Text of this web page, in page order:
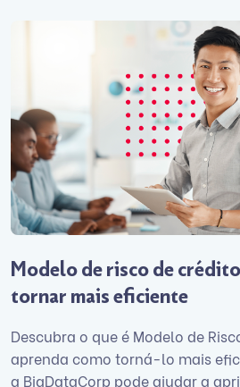
Modelo de risco de
tornar mais eficiente
Descubra o que é Modelo de
aprenda como torná-lo mais
a BigDataCorp pode ajudar a